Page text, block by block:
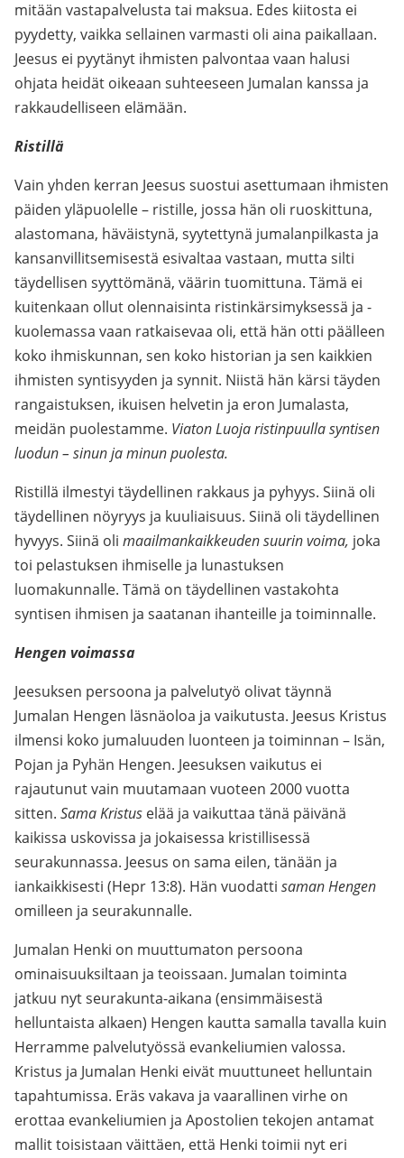
mitään vastapalvelusta tai maksua. Edes kiitosta ei
pyydetty, vaikka sellainen varmasti oli aina paikallaan.
Jeesus ei pyytänyt ihmisten palvontaa vaan halusi
ohjata heidät oikeaan suhteeseen Jumalan kanssa ja
rakkaudelliseen elämään.
Ristillä
Vain yhden kerran Jeesus suostui asettumaan ihmisten
päiden yläpuolelle – ristille, jossa hän oli ruoskittuna,
alastomana, häväistynä, syytettynä jumalanpilkasta ja
kansanvillitsemisestä esivaltaa vastaan, mutta silti
täydellisen syyttömänä, väärin tuomittuna. Tämä ei
kuitenkaan ollut olennaisinta ristinkärsimyksessä ja -
kuolemassa vaan ratkaisevaa oli, että hän otti päälleen
koko ihmiskunnan, sen koko historian ja sen kaikkien
ihmisten syntisyyden ja synnit. Niistä hän kärsi täyden
rangaistuksen, ikuisen helvetin ja eron Jumalasta,
meidän puolestamme. Viaton Luoja ristinpuulla syntisen
luodun – sinun ja minun puolesta.
Ristillä ilmestyi täydellinen rakkaus ja pyhyys. Siinä oli
täydellinen nöyryys ja kuuliaisuus. Siinä oli täydellinen
hyvyys. Siinä oli maailmankaikkeuden suurin voima, joka
toi pelastuksen ihmiselle ja lunastuksen
luomakunnalle. Tämä on täydellinen vastakohta
syntisen ihmisen ja saatanan ihanteille ja toiminnalle.
Hengen voimassa
Jeesuksen persoona ja palvelutyö olivat täynnä
Jumalan Hengen läsnäoloa ja vaikutusta. Jeesus Kristus
ilmensi koko jumaluuden luonteen ja toiminnan – Isän,
Pojan ja Pyhän Hengen. Jeesuksen vaikutus ei
rajautunut vain muutamaan vuoteen 2000 vuotta
sitten. Sama Kristus elää ja vaikuttaa tänä päivänä
kaikissa uskovissa ja jokaisessa kristillisessä
seurakunnassa. Jeesus on sama eilen, tänään ja
iankaikkisesti (Hepr 13:8). Hän vuodatti saman Hengen
omilleen ja seurakunnalle.
Jumalan Henki on muuttumaton persoona
ominaisuuksiltaan ja teoissaan. Jumalan toiminta
jatkuu nyt seurakunta-aikana (ensimmäisestä
helluntaista alkaen) Hengen kautta samalla tavalla kuin
Herramme palvelutyössä evankeliumien valossa.
Kristus ja Jumalan Henki eivät muuttuneet helluntain
tapahtumissa. Eräs vakava ja vaarallinen virhe on
erottaa evankeliumien ja Apostolien tekojen antamat
mallit toisistaan väittäen, että Henki toimii nyt eri